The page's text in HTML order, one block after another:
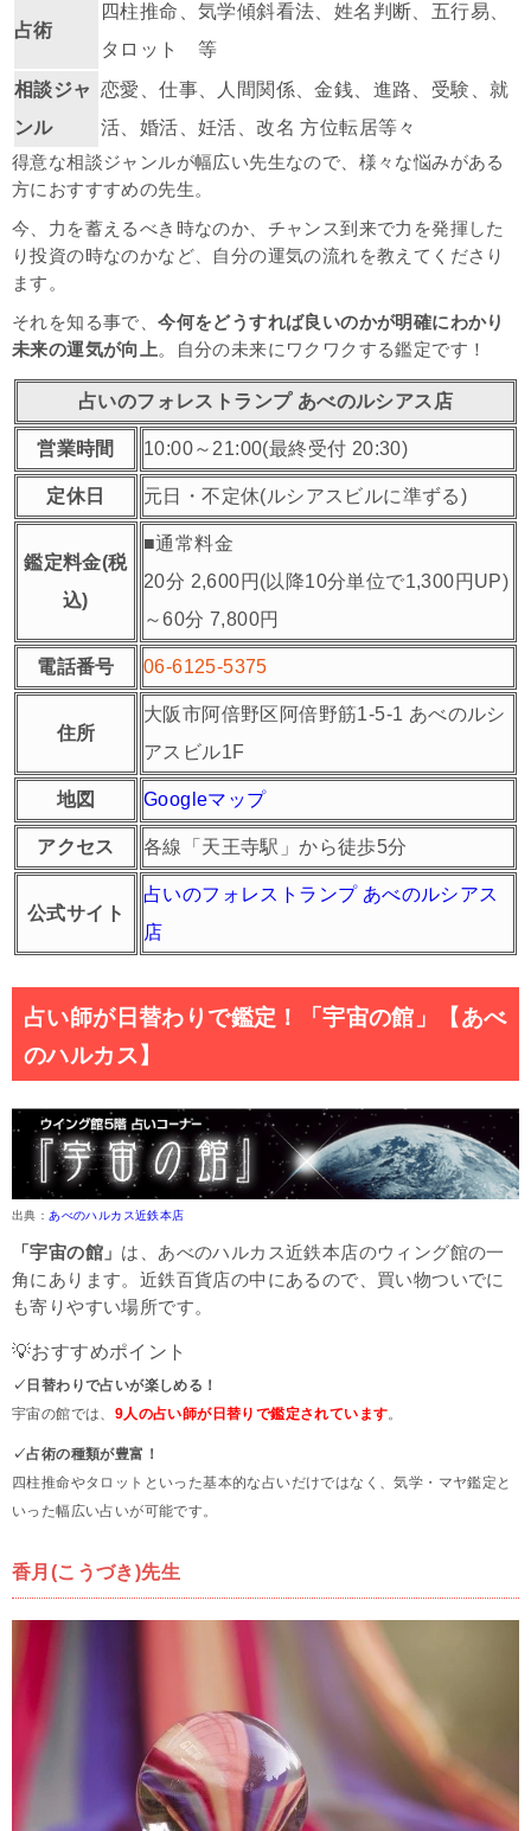
占術
四柱推命、気学傾斜看法、姓名判断、五行易、
タロット 等
相談ジャ
ンル
恋愛、仕事、人間関係、金銭、進路、受験、就
活、婚活、妊活、改名 方位転居等々
得意な相談ジャンルが幅広い先生なので、様々な悩みがある
方におすすすめの先生。
今、力を蓄えるべき時なのか、チャンス到来で力を発揮した
り投資の時なのかなど、自分の運気の流れを教えてくださり
ます。
それを知る事で、今何をどうすれば良いのかが明確にわかり
未来の運気が向上。自分の未来にワクワクする鑑定です！
占いのフォレストランプ あべのルシアス店
営業時間 10:00～21:00(最終受付 20:30)
定休日 元日・不定休(ルシアスビルに準ずる)
鑑定料金(税
込)
■通常料金
20分 2,600円(以降10分単位で1,300円UP)
～60分 7,800円
電話番号 06-6125-5375
住所
大阪市阿倍野区阿倍野筋1-5-1 あべのルシ
アスビル1F
地図 Googleマップ
アクセス 各線「天王寺駅」から徒歩5分
公式サイト
占いのフォレストランプ あべのルシアス
店
占い師が日替わりで鑑定！「宇宙の館」【あべ
のハルカス】
出典： あべのハルカス近鉄本店
「宇宙の館」 は、あべのハルカス近鉄本店のウィング館の一
角にあります。近鉄百貨店の中にあるので、買い物ついでに
も寄りやすい場所です。
💡おすすめポイント
✓日替わりで占いが楽しめる！
宇宙の館では、 9人の占い師が日替りで鑑定されています。
✓占術の種類が豊富！
四柱推命やタロットといった基本的な占いだけではなく、気学・マヤ鑑定と
いった幅広い占いが可能です。
香月(こうづき)先生